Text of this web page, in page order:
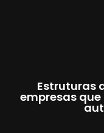
Estruturas
empresas